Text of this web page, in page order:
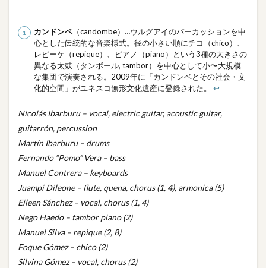
カンドンベ （candombe）…ウルグアイのパーカッションを中
心とした伝統的な音楽様式。径の小さい順にチコ（chico）、
レピーケ（repique）、ピアノ（piano）という3種の大きさの
異なる太鼓（タンボール, tambor）を中心として小〜大規模
な集団で演奏される。2009年に「カンドンベとその社会・文
化的空間」がユネスコ無形文化遺産に登録された。 ↩︎
Nicolás Ibarburu – vocal, electric guitar, acoustic guitar,
guitarrón, percussion
Martín Ibarburu – drums
Fernando “Pomo” Vera – bass
Manuel Contrera – keyboards
Juampi Dileone – flute, quena, chorus (1, 4), armonica (5)
Eileen Sánchez – vocal, chorus (1, 4)
Nego Haedo – tambor piano (2)
Manuel Silva – repique (2, 8)
Foque Gómez – chico (2)
Silvina Gómez – vocal, chorus (2)